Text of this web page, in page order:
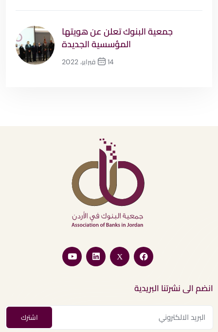
السابق
جمعية البنوك تعلن عن هويتها
المؤسسية الجديدة
14 فبراير، 2022
انضم الى نشرتنا البريدية